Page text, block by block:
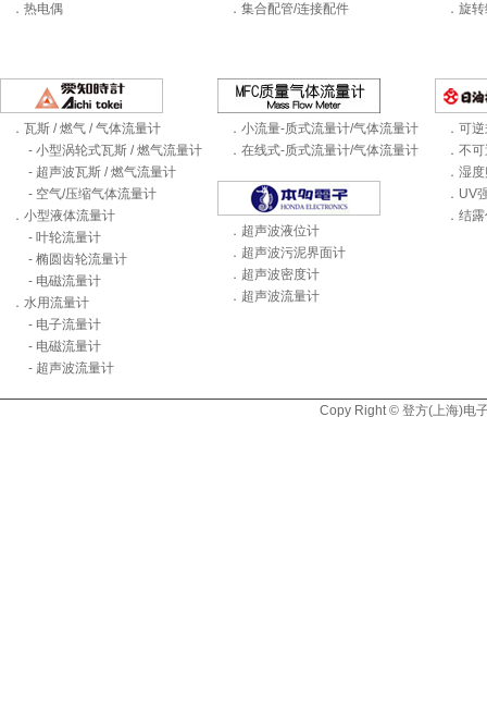
．热电偶
．集合配管/连接配件
．旋
．瓦斯 / 燃气 / 气体流量计
- 小型涡轮式瓦斯 / 燃气流量计
- 超声波瓦斯 / 燃气流量计
- 空气/压缩气体流量计
．小型液体流量计
- 叶轮流量计
- 椭圆齿轮流量计
- 电磁流量计
．水用流量计
- 电子流量计
- 电磁流量计
- 超声波流量计
．小流量-质式流量计/气体流量计
．在线式-质式流量计/气体流量计
．超声波液位计
．超声波污泥界面计
．超声波密度计
．超声波流量计
．可
．不
．湿
．UV
．结
Copy Right © 登方(上海)